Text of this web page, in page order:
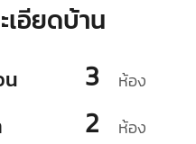
เอียดบ้าน
น 3 ห้อง
2 ห้อง